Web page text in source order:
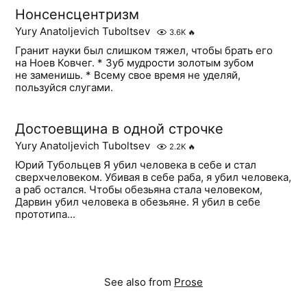
Нонсенсцентризм
Yury Anatoljevich Tuboltsev 3.6K 🔥
Гранит науки был слишком тяжел, чтобы брать его
на Ноев Ковчег. * Зуб мудрости золотым зубом
не заменишь. * Всему свое время не уделяй,
пользуйся слугами.
Достоевщина в одной строчке
Yury Anatoljevich Tuboltsev 2.2K 🔥
Юрий Тубольцев Я убил человека в себе и стал
сверхчеловеком. Убивая в себе раба, я убил человека,
а раб остался. Чтобы обезьяна стала человеком,
Дарвин убил человека в обезьяне. Я убил в себе
прототипа...
See also from Prose